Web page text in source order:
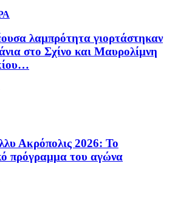
λαμπρότητα γιορτάστηκαν
στο Σχίνο και Μαυρολίμνη
Ακρόπολις 2026: Το
πρόγραμμα του αγώνα